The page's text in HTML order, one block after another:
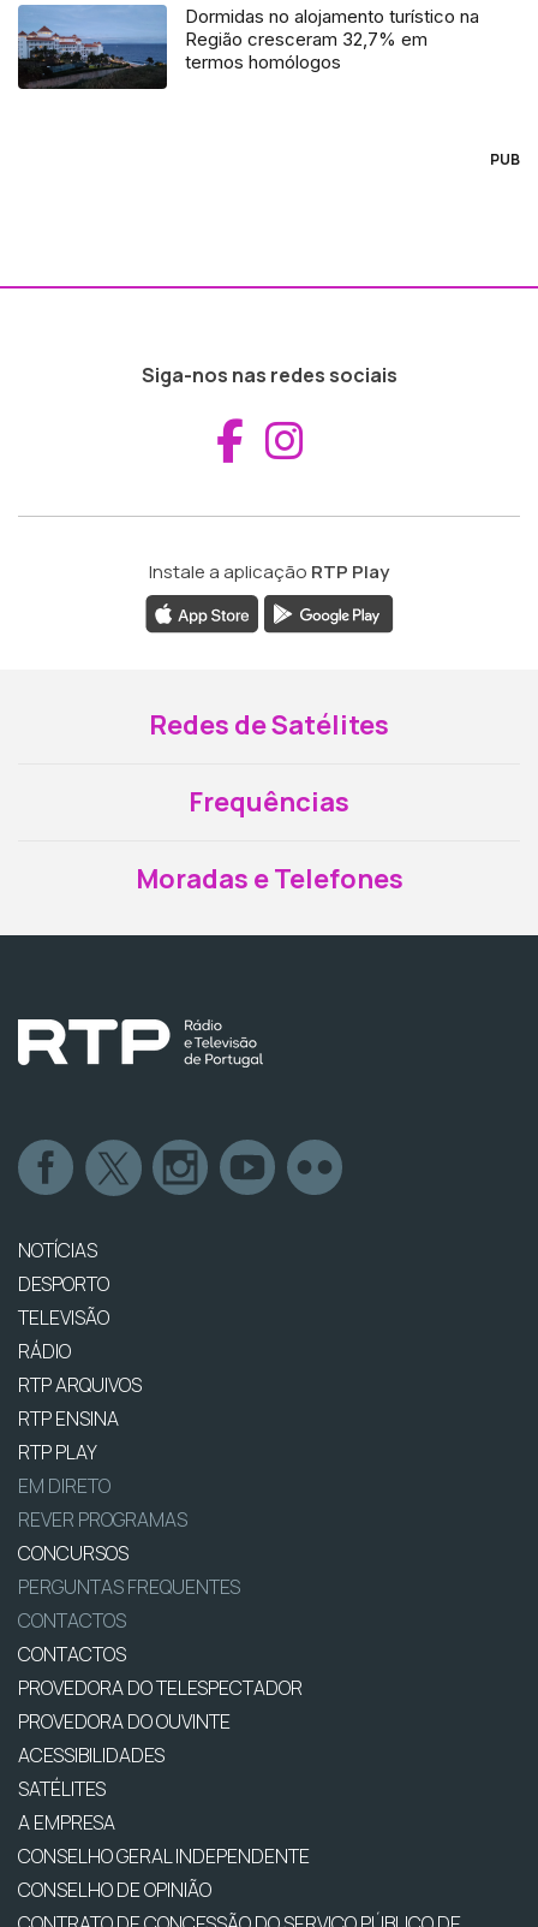
Dormidas no alojamento turístico na
Região cresceram 32,7% em
termos homólogos
PUB
Siga-nos nas redes sociais
Aceder ao
Instale a aplicação RTP Play
Redes de Satélites
Frequências
Moradas e Telefones
NOTÍCIAS
DESPORTO
TELEVISÃO
RÁDIO
RTP ARQUIVOS
RTP ENSINA
RTP PLAY
EM DIRETO
REVER PROGRAMAS
CONCURSOS
PERGUNTAS FREQUENTES
CONTACTOS
CONTACTOS
PROVEDORA DO TELESPECTADOR
PROVEDORA DO OUVINTE
ACESSIBILIDADES
SATÉLITES
A EMPRESA
CONSELHO GERAL INDEPENDENTE
CONSELHO DE OPINIÃO